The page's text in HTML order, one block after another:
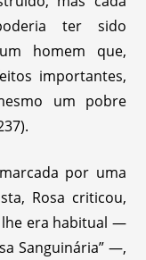
ter sido
homem que,
importantes,
um pobre
por uma
Rosa criticou,
era habitual —
Sanguinária” —,